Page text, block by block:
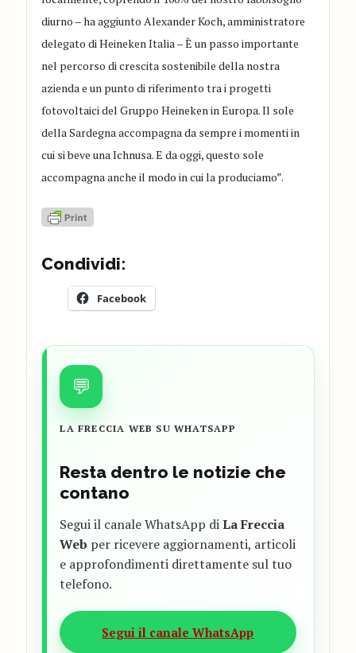
diurno – ha aggiunto Alexander Koch, amministratore
delegato di Heineken Italia – È un passo importante
nel percorso di crescita sostenibile della nostra
azienda e un punto di riferimento tra i progetti
fotovoltaici del Gruppo Heineken in Europa. Il sole
della Sardegna accompagna da sempre i momenti in
cui si beve una Ichnusa. E da oggi, questo sole
accompagna anche il modo in cui la produciamo”.
Condividi:
Facebook
💬
LA FRECCIA WEB SU WHATSAPP
Resta dentro le notizie che
contano
Segui il canale WhatsApp diLa Freccia
Web per ricevere aggiornamenti, articoli
e approfondimenti direttamente sul tuo
telefono.
Segui il canale WhatsApp